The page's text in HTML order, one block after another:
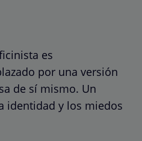
es
por una versión
de sí mismo. Un
identidad y los miedos